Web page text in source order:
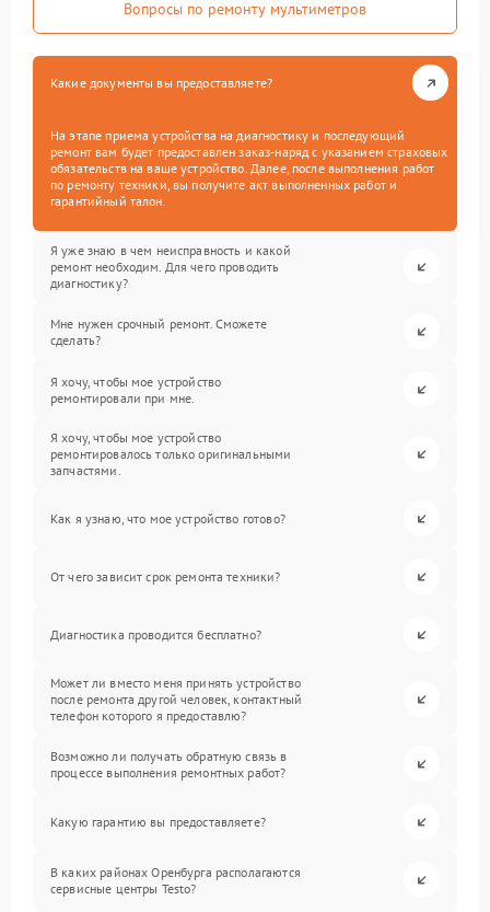
Вопросы по ремонту мультиметров
Какие документы вы предоставляете?
На этапе приема устройства на диагностику и последующий
ремонт вам будет предоставлен заказ-наряд с указанием страховых
обязательств на ваше устройство. Далее, после выполнения работ
по ремонту техники, вы получите акт выполненных работ и
гарантийный талон.
Я уже знаю в чем неисправность и какой
ремонт необходим. Для чего проводить
диагностику?
Мне нужен срочный ремонт. Сможете
сделать?
Я хочу, чтобы мое устройство
ремонтировали при мне.
Я хочу, чтобы мое устройство
ремонтировалось только оригинальными
запчастями.
Как я узнаю, что мое устройство готово?
От чего зависит срок ремонта техники?
Диагностика проводится бесплатно?
Может ли вместо меня принять устройство
после ремонта другой человек, контактный
телефон которого я предоставлю?
Возможно ли получать обратную связь в
процессе выполнения ремонтных работ?
Какую гарантию вы предоставляете?
В каких районах Оренбурга располагаются
сервисные центры Testo?